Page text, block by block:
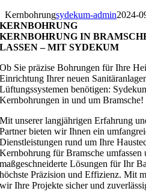
Kernbohrungsydekum-admin2024-
KERNBOHRUNG
KERNBOHRUNG IN
LASSEN – MIT SYDEKUM
Ob Sie präzise Bohrungen für Ihre
Einrichtung Ihrer neuen
Lüftungssystemen benötigen:
Kernbohrungen in und um Bramsche!
Mit unserer langjährigen Erfahrung
Partner bieten wir Ihnen ein
Dienstleistungen rund um Ihre
Kernbohrung für Bramsche umfassen
maßgeschneiderte Lösungen für Ihr
höchste Präzision und Effizienz. Mit
wir Ihre Projekte sicher und